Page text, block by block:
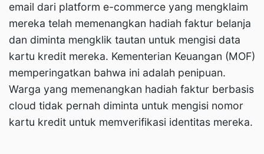
email dari platform e-commerce yang mengklaim
mereka telah memenangkan hadiah faktur belanja
dan diminta mengklik tautan untuk mengisi data
kartu kredit mereka. Kementerian Keuangan (MOF)
memperingatkan bahwa ini adalah penipuan.
Warga yang memenangkan hadiah faktur berbasis
cloud tidak pernah diminta untuk mengisi nomor
kartu kredit untuk memverifikasi identitas mereka.